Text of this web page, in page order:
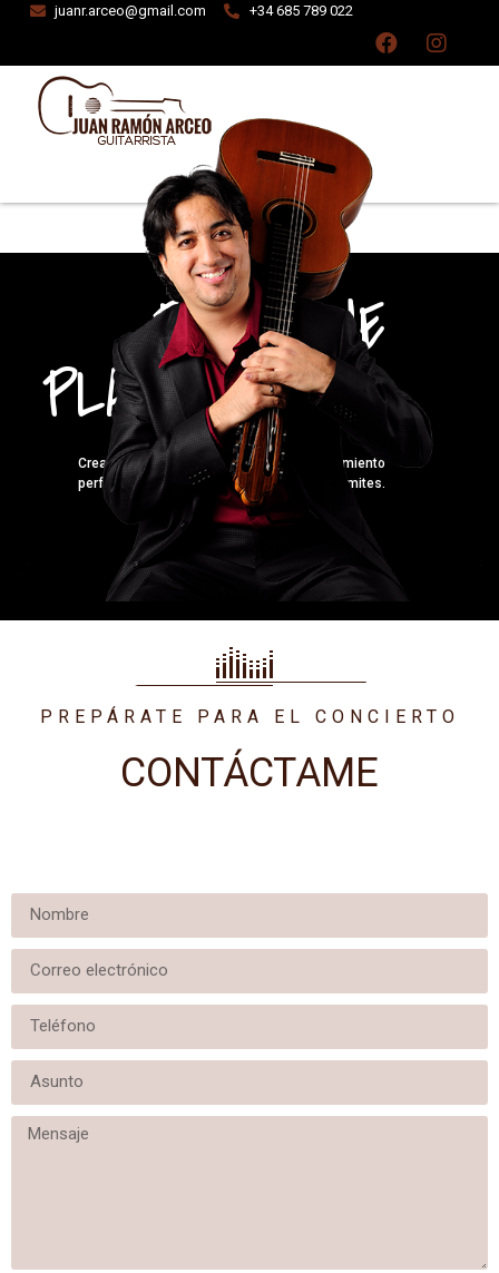
juanr.arceo@gmail.com +34 685 789 022
PRESIONE
PLAY Y VAYA.
Crea las listas de reproducción de entrenamiento
perfectas para empujarte más allá de tus límites.
PREPÁRATE PARA EL CONCIERTO
CONTÁCTAME